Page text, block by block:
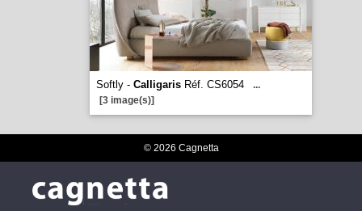
Softly - CalligarisRéf. CS6054
...
[3 image(s)]
© 2026 Cagnetta